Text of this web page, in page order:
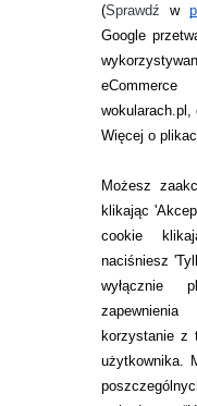
(Sprawdźw
Google
eCommerce
wokularach.pl,
Więcej o
Możesz
klikając
cookie
naciśniesz
wyłącznie
korzystanie z
użytkownika.
ZWROTY I
WARUNKI
RANKINGI
SOCZEWKI
Zwrot (odstąpienie
ZMIEŃ USTAWIENIA
KONTAKT
telefon:
22 113 44
telefon: